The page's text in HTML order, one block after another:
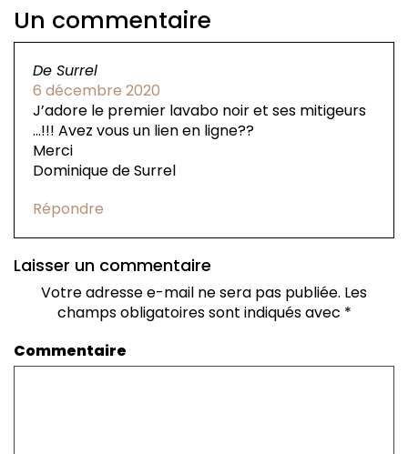
Un commentaire
De Surrel
6 décembre 2020
J’adore le premier lavabo noir et ses mitigeurs
…!!! Avez vous un lien en ligne??
Merci
Dominique de Surrel
Répondre
Laisser un commentaire
Votre adresse e-mail ne sera pas publiée. Les
champs obligatoires sont indiqués avec *
Commentaire